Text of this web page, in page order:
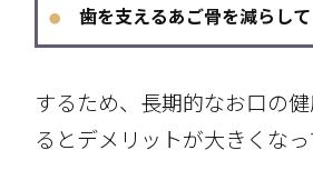
● 歯を支えるあご骨を減らして
するため、長期的なお口の
るとデメリットが大きくなっ